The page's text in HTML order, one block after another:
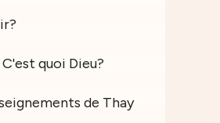
quoi Dieu?
de Thay